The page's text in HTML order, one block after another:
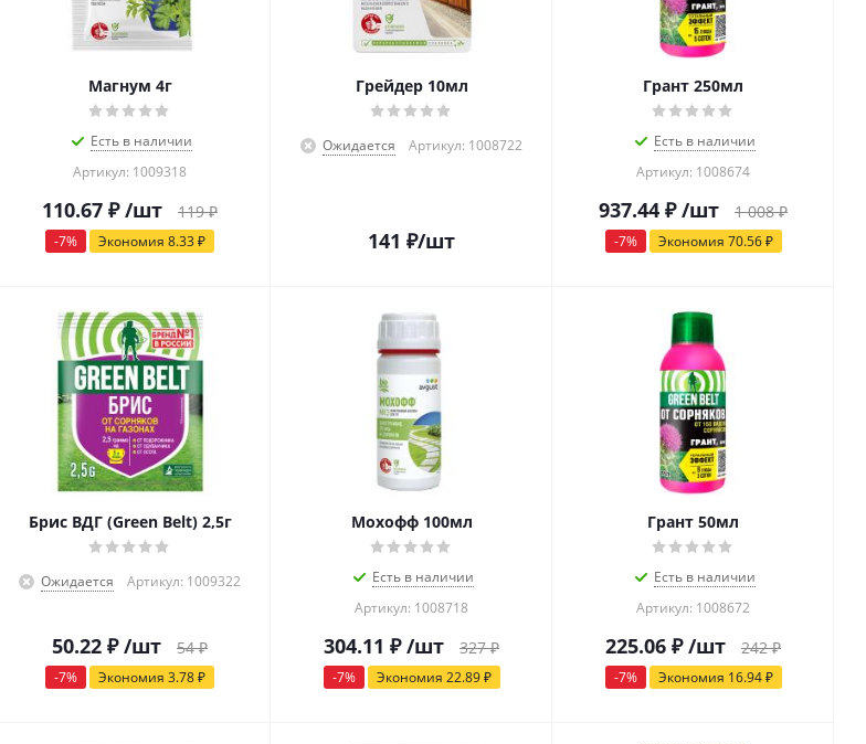
Магнум 4г
Есть в наличии
Артикул: 1009318
110.67 ₽ /шт 119₽
-7% Экономия 8.33₽
Грейдер 10мл
Ожидается Артикул: 1008722
141 ₽/шт
Грант 250мл
Есть в наличии
Артикул: 1008674
937.44 ₽ /шт 1 008₽
-7% Экономия 70.56₽
Брис ВДГ (Green Belt) 2,5г
Ожидается Артикул: 1009322
50.22 ₽ /шт 54₽
-7% Экономия 3.78₽
Мохофф 100мл
Есть в наличии
Артикул: 1008718
304.11 ₽ /шт 327₽
-7% Экономия 22.89₽
Грант 50мл
Есть в наличии
Артикул: 1008672
225.06 ₽ /шт 242₽
-7% Экономия 16.94₽